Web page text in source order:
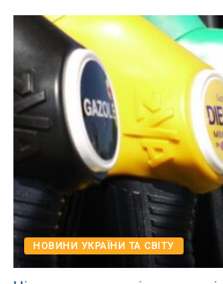
НОВИНИ УКРАЇНИ ТА СВІТУ